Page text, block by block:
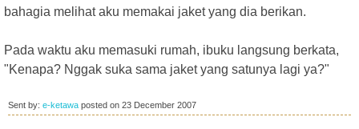
bahagia melihat aku memakai jaket yang dia berikan.
Pada waktu aku memasuki rumah, ibuku langsung berkata,
"Kenapa? Nggak suka sama jaket yang satunya lagi ya?"
Sent by: e-ketawa posted on 23 December 2007